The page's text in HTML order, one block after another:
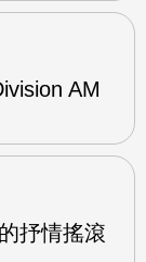
AM
抒情搖滾